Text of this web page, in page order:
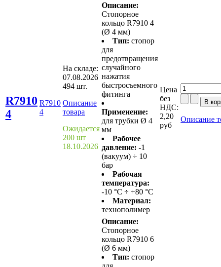
R7910
4
R7910
4
На складе:
07.08.2026
494 шт.
Описание
товара
Ожидается
200 шт
18.10.2026
Описание:
Стопорное
кольцо R7910 4
(Ø 4 мм)
Тип: стопор
для
предотвращения
случайного
нажатия
быстросъемного
фитинга
Применение:
для трубки Ø 4
мм
Рабочее
давление: -1
(вакуум) ÷ 10
бар
Рабочая
температура:
-10 °С ÷ +80 °С
Материал:
технополимер
Цена
без
НДС:
2,20
руб
Описание
Описание:
Стопорное
кольцо R7910 6
(Ø 6 мм)
Тип: стопор